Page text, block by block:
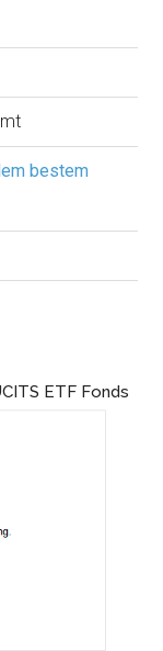
bestem
ETF Fonds